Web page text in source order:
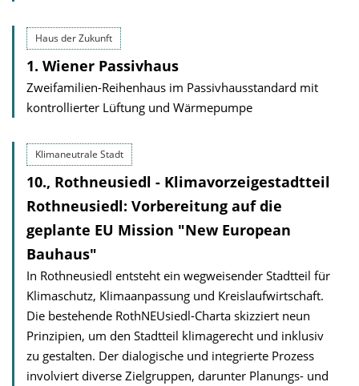
Haus der Zukunft
1. Wiener Passivhaus
Zweifamilien-Reihenhaus im Passivhausstandard mit
kontrollierter Lüftung und Wärmepumpe
Klimaneutrale Stadt
10., Rothneusiedl - Klimavorzeigestadtteil
Rothneusiedl: Vorbereitung auf die
geplante EU Mission "New European
Bauhaus"
In Rothneusiedl entsteht ein wegweisender Stadtteil für
Klimaschutz, Klimaanpassung und Kreislaufwirtschaft.
Die bestehende RothNEUsiedl-Charta skizziert neun
Prinzipien, um den Stadtteil klimagerecht und inklusiv
zu gestalten. Der dialogische und integrierte Prozess
involviert diverse Zielgruppen, darunter Planungs- und